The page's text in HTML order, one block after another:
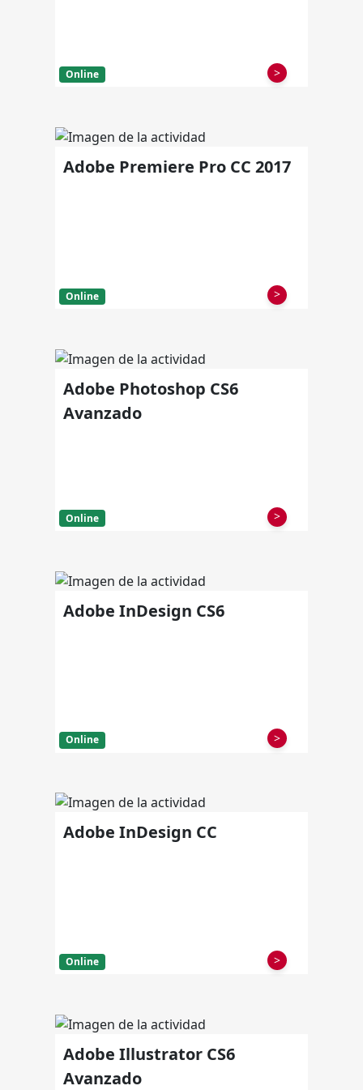
Online >
Adobe Premiere Pro CC 2017
Online >
Adobe Photoshop CS6
Avanzado
Online >
Adobe InDesign CS6
Online >
Adobe InDesign CC
Online >
Adobe Illustrator CS6
Avanzado